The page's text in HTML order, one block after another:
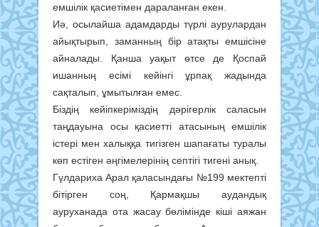
емшілік қасиетімен дараланған екен.
Иә, осылайша адамдарды түрлі аурулардан
айықтырып, заманның бір атақты емшісіне
айналады. Қанша уақыт өтсе де Қоспай
ишанның есімі кейінгі ұрпақ жадында
сақталып, ұмытылған емес.
Біздің кейіпкеріміздің дәрігерлік саласын
таңдауына осы қасиетті атасының емшілік
істері мен халыққа тигізген шапағаты туралы
көп естіген әңгімелерінің септігі тигені анық.
Гүлдариха Арал қаласындағы №199 мектепті
бітірген соң, Қармақшы аудандық
ауруханада ота жасау бөлімінде кіші аяжан